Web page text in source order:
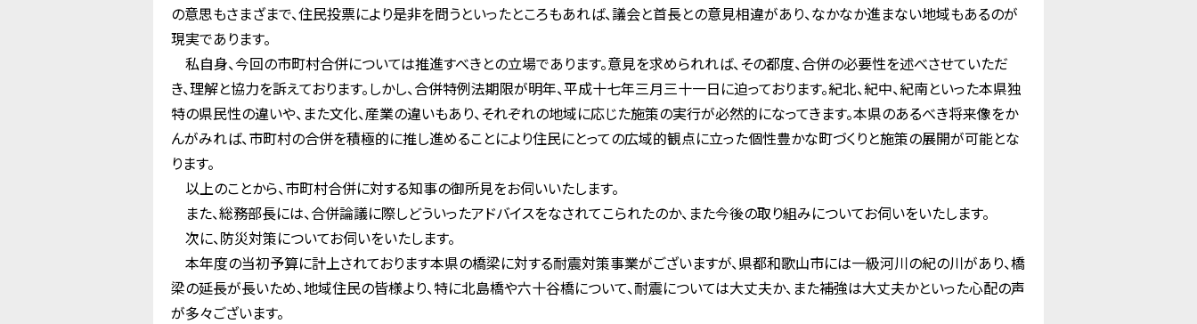
の意思もさまざまで、住民投票により是非を問うといったところもあれば、議会と首長との意見相違があり、なかなか進まない地域もあるのが
現実であります。
私自身、今回の市町村合併については推進すべきとの立場であります。意見を求められれば、その都度、合併の必要性を述べさせていただ
き、理解と協力を訴えております。しかし、合併特例法期限が明年、平成十七年三月三十一日に迫っております。紀北、紀中、紀南といった本県独
特の県民性の違いや、また文化、産業の違いもあり、それぞれの地域に応じた施策の実行が必然的になってきます。本県のあるべき将来像をか
んがみれば、市町村の合併を積極的に推し進めることにより住民にとっての広域的観点に立った個性豊かな町づくりと施策の展開が可能とな
ります。
以上のことから、市町村合併に対する知事の御所見をお伺いいたします。
また、総務部長には、合併論議に際しどういったアドバイスをなされてこられたのか、また今後の取り組みについてお伺いをいたします。
次に、防災対策についてお伺いをいたします。
本年度の当初予算に計上されております本県の橋梁に対する耐震対策事業がございますが、県都和歌山市には一級河川の紀の川があり、橋
梁の延長が長いため、地域住民の皆様より、特に北島橋や六十谷橋について、耐震については大丈夫か、また補強は大丈夫かといった心配の声
が多々ございます。